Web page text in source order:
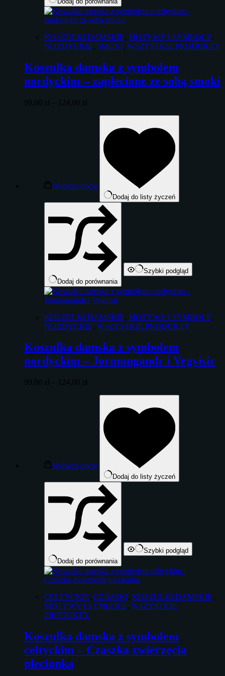
KOSZULKI DAMSKIE MOTYWY I SYMBOLE
NORDYCKIE SMOKI WSZYSTKIE PRODUKTY
Koszulka damska z symbolem
nordyckim – zaplecione ze sobą smoki
99,00 zł 124,00 zł
99,00 zł
124,00 zł
Wybierz opcje
Ten
produkt
ma
wiele
wariantów.
Opcje
można
na
stronie
produktu
Dodaj do listy życzeń
Dodaj do porównania
Szybki podgląd
KOSZULKI DAMSKIE MOTYWY I SYMBOLE
NORDYCKIE WSZYSTKIE PRODUKTY
Koszulka damska z symbolem
nordyckim – Jormungandr i Vegvisir
99,00 zł 124,00 zł
99,00 zł
124,00 zł
Wybierz opcje
Ten
produkt
ma
wiele
wariantów.
Opcje
można
na
stronie
produktu
Dodaj do listy życzeń
Dodaj do porównania
Szybki podgląd
CELTYCKIE CZASZKI KOSZULKI DAMSKIE
MOTYWY I SYMBOLE WSZYSTKIE
PRODUKTY
Koszulka damska z symbolem
celtyckim – Czaszka zwierzęcia
plecionka